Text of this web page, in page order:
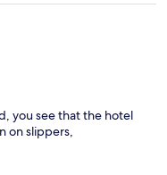
you see that the hotel
on slippers,